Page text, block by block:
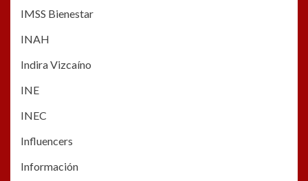
IMSS Bienestar
INAH
Indira Vizcaíno
INE
INEC
Influencers
Información